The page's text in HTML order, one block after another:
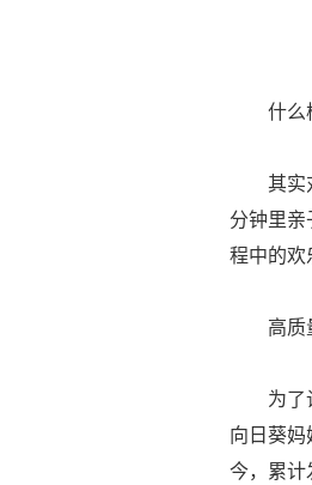
什么样
其实对
分钟里
程中的欢
高质量
为了让
向日葵
今，累